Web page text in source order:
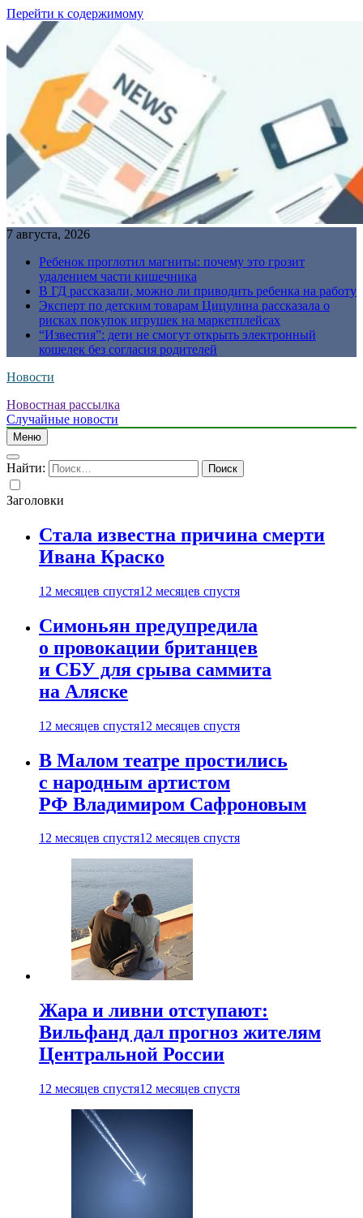
Перейти к содержимому
7 августа, 2026
Ребенок проглотил магниты: почему это грозит
удалением части кишечника
В ГД рассказали, можно ли приводить ребенка на работу
Эксперт по детским товарам Цицулина рассказала о
рисках покупок игрушек на маркетплейсах
“Известия”: дети не смогут открыть электронный
кошелек без согласия родителей
Новости
Новостная рассылка
Случайные новости
Меню
Найти:
Заголовки
Стала известна причина смерти
Ивана Краско
12 месяцев спустя12 месяцев спустя
Симоньян предупредила
о провокации британцев
и СБУ для срыва саммита
на Аляске
12 месяцев спустя12 месяцев спустя
В Малом театре простились
с народным артистом
РФ Владимиром Сафроновым
12 месяцев спустя12 месяцев спустя
Жара и ливни отступают:
Вильфанд дал прогноз жителям
Центральной России
12 месяцев спустя12 месяцев спустя